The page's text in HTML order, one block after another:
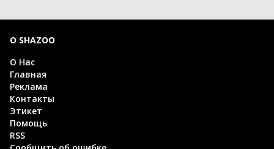
О SHAZOO
О Нас
Главная
Реклама
Контакты
Этикет
Помощь
RSS